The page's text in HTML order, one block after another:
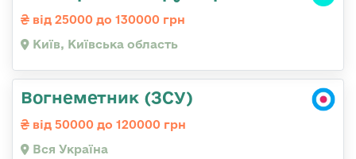
від 25000 до 130000 грн
Київ, Київська область
Вогнеметник (ЗСУ)
від 50000 до 120000 грн
Вся Україна